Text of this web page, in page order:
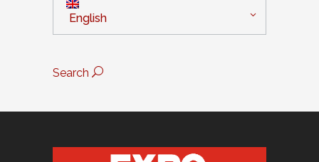
English
Search